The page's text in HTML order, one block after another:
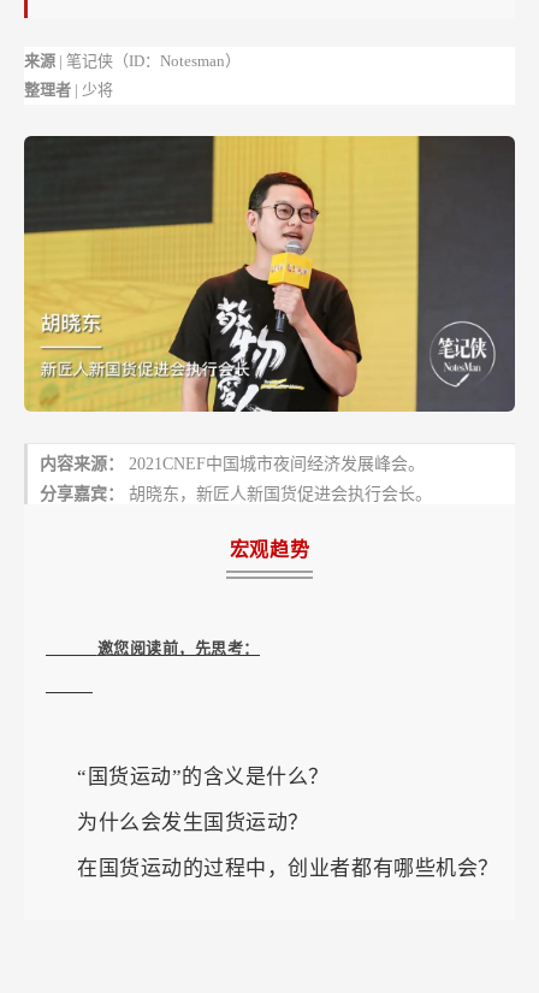
海？
来源 | 笔记侠（ID：Notesman）
整理者 | 少将
内容来源： 2021CNEF中国城市夜间经济发展峰会。
分享嘉宾： 胡晓东，新匠人新国货促进会执行会长。
宏观趋势
“国货运动”的含义是什么？
为什么会发生国货运动？
在国货运动的过程中，创业者都有哪些机会？